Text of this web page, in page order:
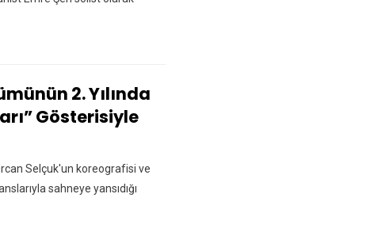
2. Yılında
Gösterisiyle
Selçuk'un koreografisi ve
sahneye yansıdığı